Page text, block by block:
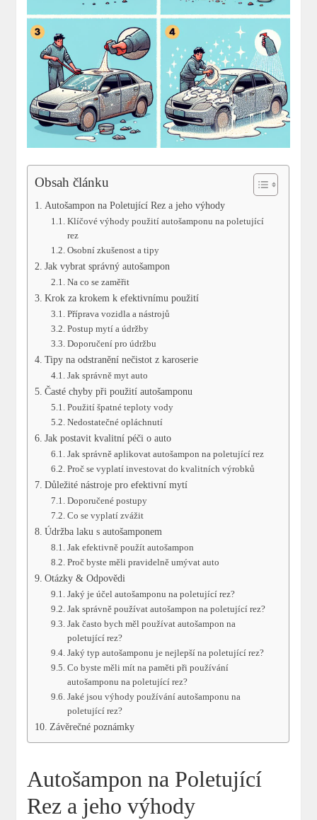
Obsah článku
Autošampon na Poletující Rez a jeho výhody
Klíčové výhody použití autošamponu na poletující
rez
Osobní zkušenost a tipy
Jak vybrat správný autošampon
Na co se zaměřit
Krok za krokem k efektivnímu použití
Příprava vozidla a nástrojů
Postup mytí a údržby
Doporučení pro údržbu
Tipy na odstranění nečistot z karoserie
Jak správně myt auto
Časté chyby při použití autošamponu
Použití špatné teploty vody
Nedostatečné opláchnutí
Jak postavit kvalitní péči o auto
Jak správně aplikovat autošampon na poletující rez
Proč se vyplatí investovat do kvalitních výrobků
Důležité nástroje pro efektivní mytí
Doporučené postupy
Co se vyplatí zvážit
Údržba laku s autošamponem
Jak efektivně použít autošampon
Proč byste měli pravidelně umývat auto
Otázky & Odpovědi
Jaký je účel autošamponu na poletující rez?
Jak správně používat autošampon na poletující rez?
Jak často bych měl používat autošampon na
poletující rez?
Jaký typ autošamponu je nejlepší na poletující rez?
Co byste měli mít na paměti při používání
autošamponu na poletující rez?
Jaké jsou výhody používání autošamponu na
poletující rez?
Závěrečné poznámky
Autošampon na Poletující
Rez a jeho výhody